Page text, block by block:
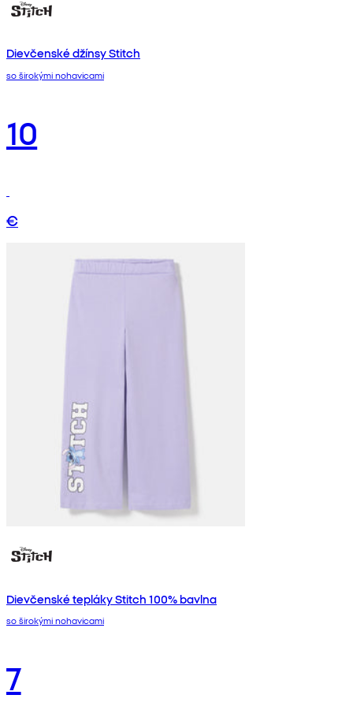
Dievčenské džínsy Stitch
so širokými nohavicami
10
€
Dievčenské tepláky Stitch 100% bavlna
so širokými nohavicami
7